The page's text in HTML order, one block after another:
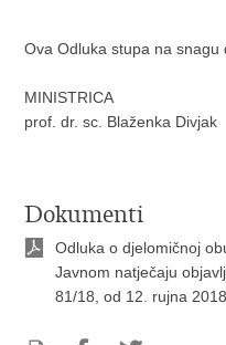
Ova Odluka stupa na snagu
MINISTRICA
prof. dr. sc. Blaženka Divjak
Dokumenti
Odluka o djelomičnoj
Javnom natječaju
81/18, od 12. rujna